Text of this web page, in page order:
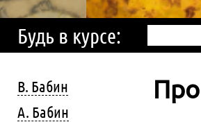
Будь в курсе:
В. Бабин
А. Бабин